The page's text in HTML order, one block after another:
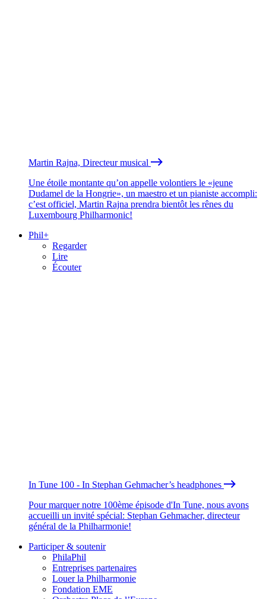
Martin Rajna, Directeur musical
Une étoile montante qu’on appelle volontiers le «jeune
Dudamel de la Hongrie», un maestro et un pianiste accompli:
c’est officiel, Martin Rajna prendra bientôt les rênes du
Luxembourg Philharmonic!
Phil+
Regarder
Lire
Écouter
In Tune 100 - In Stephan Gehmacher’s headphones
Pour marquer notre 100ème épisode d'In Tune, nous avons
accueilli un invité spécial: Stephan Gehmacher, directeur
général de la Philharmonie!
Participer & soutenir
PhilaPhil
Entreprises partenaires
Louer la Philharmonie
Fondation EME